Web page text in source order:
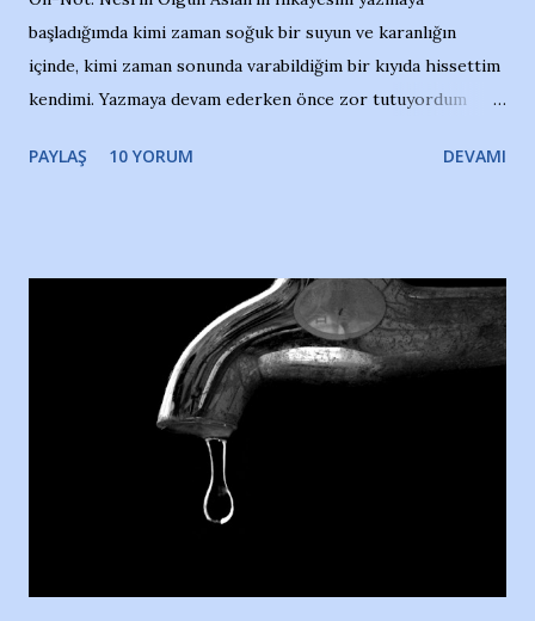
başladığımda kimi zaman soğuk bir suyun ve karanlığın
içinde, kimi zaman sonunda varabildiğim bir kıyıda hissettim
kendimi. Yazmaya devam ederken önce zor tutuyordum
Yazımı, ağlayarak bitirebildim ancak…Kendisinin web
Nesrin’in Hikayesi’ne başlıyorum… 1964 Adana Yüzme
havuzunun kenarında 7 yaşında kara kuru bir kız çocuğu
duruyor. Havuzun içinde Adana Demirspor Kulübü
yüzücüleri. Erkekler çoğunlukta. Küçük kız etrafına bakıyor.
Sadece 4 kız çocuğu var. Nesrin, Adana Demirspor’un 4
kızından biri oluyor o gün…Giriyor havuza. 1973 – 1975
Adana Nesrin, 16 yaşında. Yüzüyor. 7 yaşında girdiği
Türkiye 3.lüğü var. 17 yaşında mar...
PAYLAŞ 10 YORUM DEVAMI